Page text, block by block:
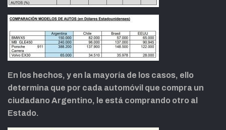
En los hechos, y en la mayoría de los casos, ello
determina que por cada automóvil que compra un
ciudadano Argentino, le está comprando otro al
Estado.